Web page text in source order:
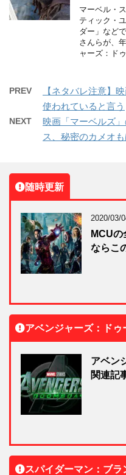
マーベル・
ティック・
ダー」など
さんらが、
ャーズ：ド
PREV
【ネタバレ注意】
使われていると言う
NEXT
映画「マーベルズ
ス、秘密のカメオ
随時更新
2020/03/
MCU
ならこ
アベンジャーズ：ドゥ
アベン
関連記
スパイダーマン：ブラ